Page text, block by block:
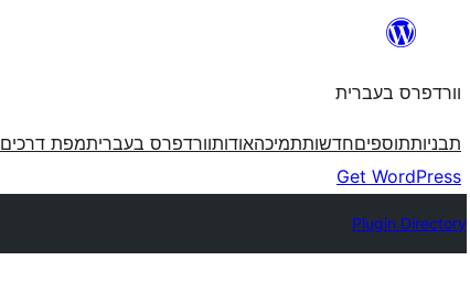
וורדפרס בעברית
תבניותתוספיםחדשותתמיכהאודותוורדפרס בעבריתמפת דרכים
Get WordPress
Plugin Directory